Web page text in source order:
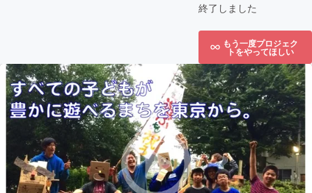
終了しました
もう一度プロジェク
トをやってほしい